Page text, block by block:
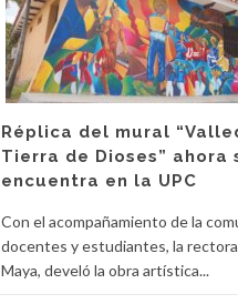
Réplica del mural
Tierra de Dioses” ahora
encuentra en la UPC
Con el acompañamiento de la
docentes y estudiantes, la rectora
Maya, develó la obra artística...